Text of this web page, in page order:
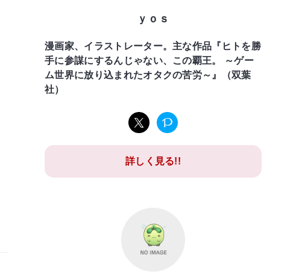
ｙｏｓ
漫画家、イラストレーター。主な作品『ヒトを勝
手に参謀にするんじゃない、この覇王。 ～ゲー
ム世界に放り込まれたオタクの苦労～』（双葉
社）
詳しく見る!!